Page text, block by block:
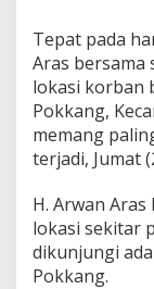
Tepat pada
Aras bersama
lokasi korban
Pokkang,
memang
terjadi, Jumat
H. Arwan
lokasi sekitar
dikunjungi
Pokkang.